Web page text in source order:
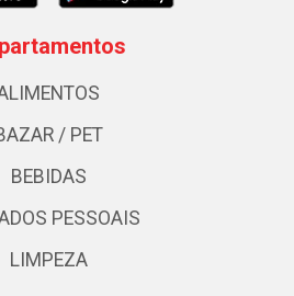
/ PET
BEBIDAS
PESSOAIS
LIMPEZA